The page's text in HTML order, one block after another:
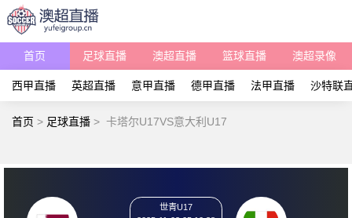
首页 足球直播 澳超直播 篮球直播 澳超录像
西甲直播 英超直播 意甲直播 德甲直播 法甲直播 沙特联
首页 > 足球直播 > 卡塔尔U17VS意大利U17